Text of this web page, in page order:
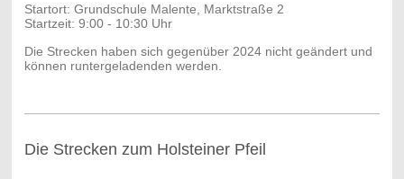
Startort: Grundschule Malente, Marktstraße 2
Startzeit: 9:00 - 10:30 Uhr
Die Strecken haben sich gegenüber 2024 nicht geändert und
können runtergeladenden werden.
Die Strecken zum Holsteiner Pfeil